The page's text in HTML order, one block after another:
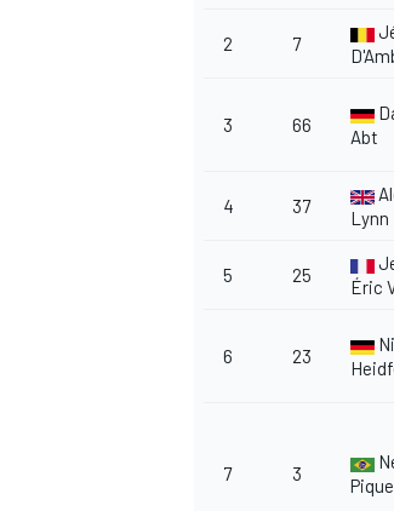
2 7
3 66
Abt
4 37
Lynn
5 25
Éric
6 23
7 3